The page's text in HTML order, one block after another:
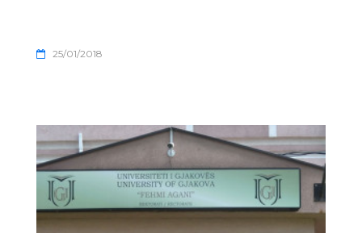
25/01/2018